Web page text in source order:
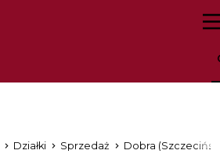
Działki Sprzedaż Dobra